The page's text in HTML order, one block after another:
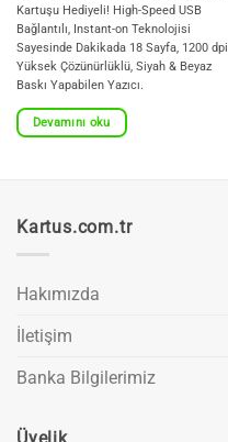
Kartuşu Hediyeli! High-Speed USB
Bağlantılı, Instant-on Teknolojisi
Sayesinde Dakikada 18 Sayfa, 1200 dpi
Yüksek Çözünürlüklü, Siyah & Beyaz
Baskı Yapabilen Yazıcı.
Devamını oku
Kartus.com.tr
Hakımızda
İletişim
Banka Bilgilerimiz